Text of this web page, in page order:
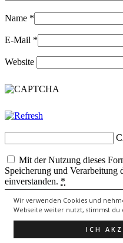
Wir verwenden Cookies und
Webseite weiter nutzt, stimmst du
ICH
Name *
E-Mail *
Website
Mit der Nutzung dieses
Speicherung und Verarbeitung
einverstanden. *
Copyright © 2026
Theme: Catch Evolution by